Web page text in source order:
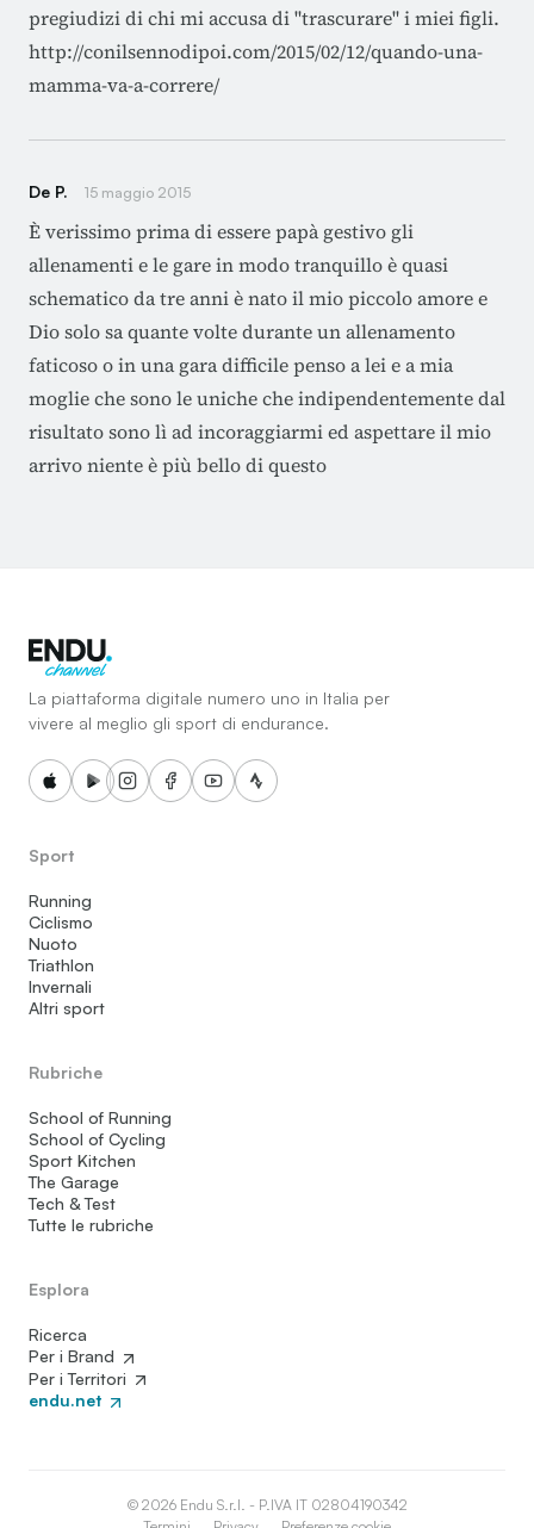
pregiudizi di chi mi accusa di "trascurare" i miei figli.
http://conilsennodipoi.com/2015/02/12/quando-una-
mamma-va-a-correre/
De P. 15 maggio 2015
È verissimo prima di essere papà gestivo gli
allenamenti e le gare in modo tranquillo è quasi
schematico da tre anni è nato il mio piccolo amore e
Dio solo sa quante volte durante un allenamento
faticoso o in una gara difficile penso a lei e a mia
moglie che sono le uniche che indipendentemente dal
risultato sono lì ad incoraggiarmi ed aspettare il mio
arrivo niente è più bello di questo
La piattaforma digitale numero uno in Italia per
vivere al meglio gli sport di endurance.
Sport
Running
Ciclismo
Nuoto
Triathlon
Invernali
Altri sport
Rubriche
School of Running
School of Cycling
Sport Kitchen
The Garage
Tech & Test
Tutte le rubriche
Esplora
Ricerca
Per i Brand
Per i Territori
endu.net
© 2026 Endu S.r.l. - P.IVA IT 02804190342